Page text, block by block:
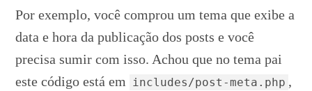
Por exemplo, você comprou um tema que exibe a
data e hora da publicação dos posts e você
precisa sumir com isso. Achou que no tema pai
este código está em
includes/post-meta.php ,